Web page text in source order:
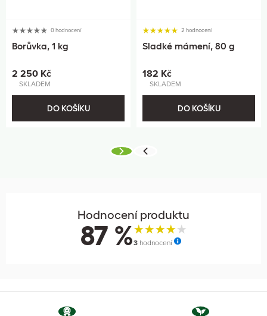
0 hodnocení
Borůvka, 1 kg
2 250 Kč
SKLADEM
DO KOŠÍKU
2 hodnocení
Sladké mámení, 80 g
182 Kč
SKLADEM
DO KOŠÍKU
Hodnocení produktu
87 %3 hodnocení